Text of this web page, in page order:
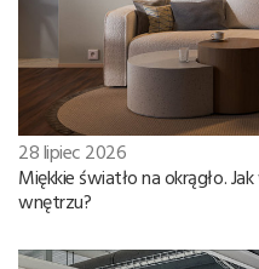
28 lipiec 2026
Miękkie światło na okrągło.
wnętrzu?